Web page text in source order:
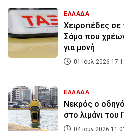
ΕΛΛΑΔΑ
Χειροπέδες σε
Σάμο που
για μονή
01 Ιουλ 2026
ΕΛΛΑΔΑ
Νεκρός ο
στο λιμάνι του
04 Ιουν 2026 11:01